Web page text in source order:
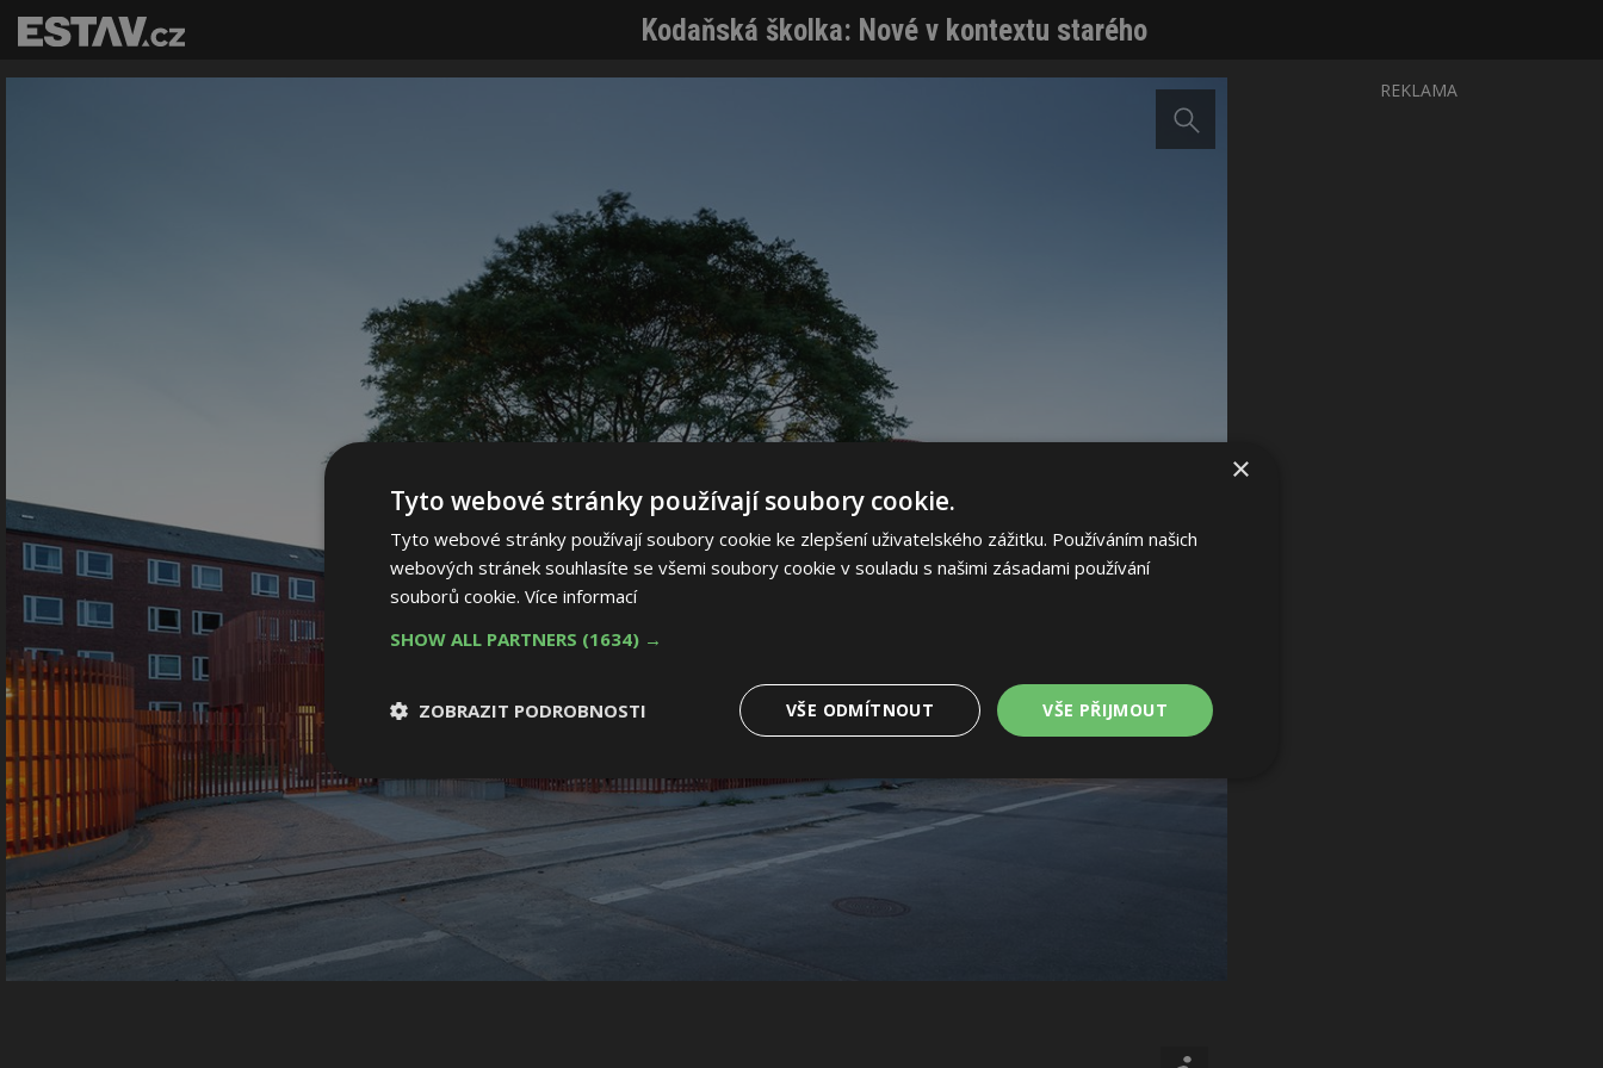
Kodaňská školka: Nové v kontextu starého
REKLAMA
×
Tyto webové stránky používají soubory cookie.
Tyto webové stránky používají soubory cookie ke zlepšení uživatelského zážitku. Používáním našich
webových stránek souhlasíte se všemi soubory cookie v souladu s našimi zásadami používání
souborů cookie. Více informací
SHOW ALL PARTNERS (1634) →
VŠE PŘIJMOUT
VŠE ODMÍTNOUT
ZOBRAZIT PODROBNOSTI
Nezbytně nutné
soubory
Výkonové
soubory
Soubory cílení Funkční soubory
Nezařazené
Nezbytně nutné soubory Výkonové soubory